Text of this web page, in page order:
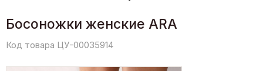
Босоножки женские ARA
Код товара ЦУ-00035914